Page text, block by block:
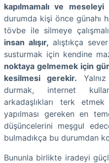
kapılmamalı ve
durumda kişi önce günahı
tövbe ile silmeye
insan alışır, alıştıkça
susturmak için kendine
noktaya gelmemek için
kesilmesi gerekir.
durmak, internet
arkadaşlıkları terk
yapılması gereken en
düşüncelerini meşgul
bulmadıkça bu durumdan
Bununla birlikte iradeyi